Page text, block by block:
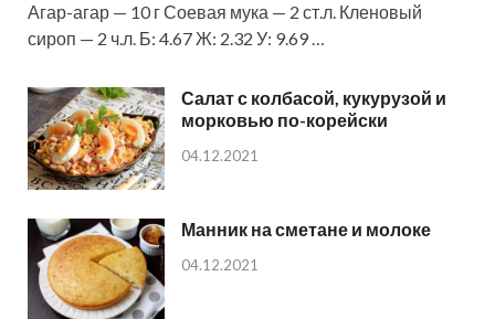
Агар-агар — 10 г Соевая мука — 2 ст.л. Кленовый
сироп — 2 ч.л. Б: 4.67 Ж: 2.32 У: 9.69 …
Салат с колбасой, кукурузой и
морковью по-корейски
04.12.2021
Манник на сметане и молоке
04.12.2021